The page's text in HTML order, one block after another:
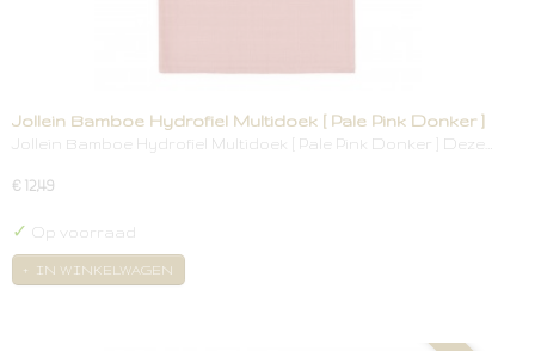
Jollein Bamboe Hydrofiel Multidoek [ Pale Pink Donker ]
Jollein Bamboe Hydrofiel Multidoek [ Pale Pink Donker ] Deze…
€ 12,49
✓ Op voorraad
IN WINKELWAGEN